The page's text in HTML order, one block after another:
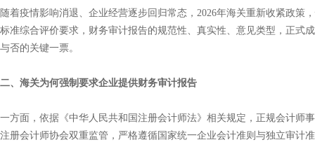
随着疫情影响消退、企业经营逐步回归常态，2026年海关重新收紧政策
标准综合评价要求，财务审计报告的规范性、真实性、意见类型，正式
与否的关键一票。
二、海关为何强制要求企业提供财务审计报告
一方面，依据《中华人民共和国注册会计师法》相关规定，正规会计师
注册会计师协会双重监管，严格遵循国家统一企业会计准则与独立审计